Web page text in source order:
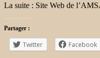
La suite : Site Web de
Partager :
Twitter Facebook